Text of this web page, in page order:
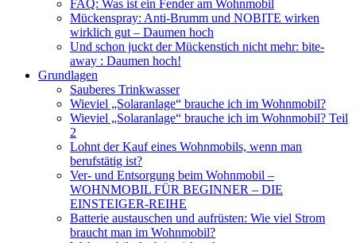
FAQ: Was ist ein Fender am Wohnmobil
Mückenspray: Anti-Brumm und NOBITE wirken
wirklich gut – Daumen hoch
Und schon juckt der Mückenstich nicht mehr: bite-
away : Daumen hoch!
Grundlagen
Sauberes Trinkwasser
Wieviel „Solaranlage“ brauche ich im Wohnmobil?
Wieviel „Solaranlage“ brauche ich im Wohnmobil? Teil
2
Lohnt der Kauf eines Wohnmobils, wenn man
berufstätig ist?
Ver- und Entsorgung beim Wohnmobil –
WOHNMOBIL FÜR BEGINNER – DIE
EINSTEIGER-REIHE
Batterie austauschen und aufrüsten: Wie viel Strom
braucht man im Wohnmobil?